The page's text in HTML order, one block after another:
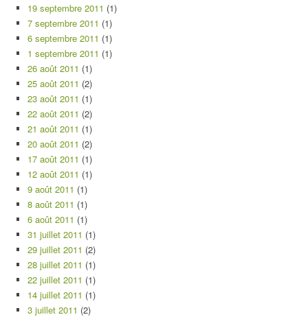
19 septembre 2011 (1)
7 septembre 2011 (1)
6 septembre 2011 (1)
1 septembre 2011 (1)
26 août 2011 (1)
25 août 2011 (2)
23 août 2011 (1)
22 août 2011 (2)
21 août 2011 (1)
20 août 2011 (2)
17 août 2011 (1)
12 août 2011 (1)
9 août 2011 (1)
8 août 2011 (1)
6 août 2011 (1)
31 juillet 2011 (1)
29 juillet 2011 (2)
28 juillet 2011 (1)
22 juillet 2011 (1)
14 juillet 2011 (1)
3 juillet 2011 (2)